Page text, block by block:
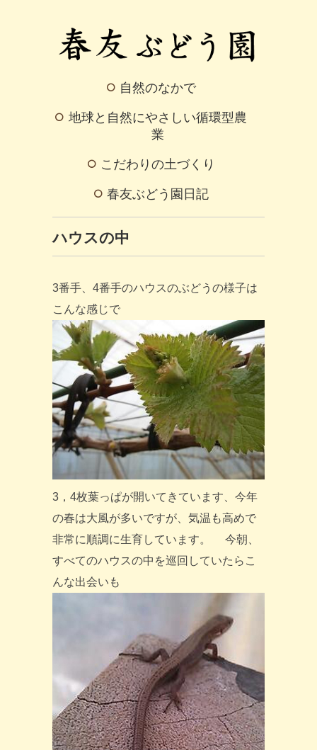
自然のなかで
地球と自然にやさしい循環型農
業
こだわりの土づくり
春友ぶどう園日記
ハウスの中
3番手、4番手のハウスのぶどうの様子は
こんな感じで
3，4枚葉っぱが開いてきています、今年
の春は大風が多いですが、気温も高めで
非常に順調に生育しています。 今朝、
すべてのハウスの中を巡回していたらこ
んな出会いも